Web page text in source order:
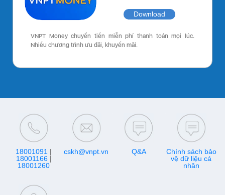
Download
VNPT Money chuyển tiền miễn phí thanh toán mọi lúc.
Nhiều chương trình ưu đãi, khuyến mãi.
18001091 |
18001166|
18001260
cskh@vnpt.vn Q&A
Chính sách bảo
vệ dữ liệu cá
nhân